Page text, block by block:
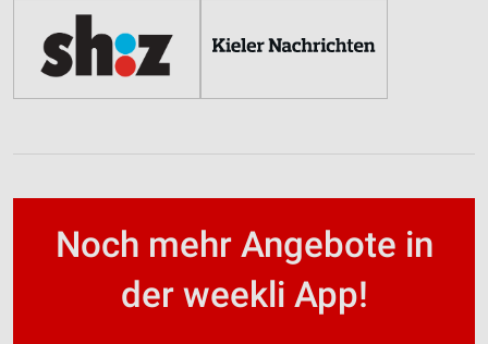
Noch mehr Angebote in
der weekli App!